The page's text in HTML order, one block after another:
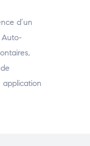
d’un
Auto-
application